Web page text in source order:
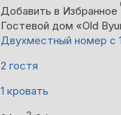
Добавить в Избранное
Гостевой дом «Old
Двухместный номер с
2 гостя
1 кровать